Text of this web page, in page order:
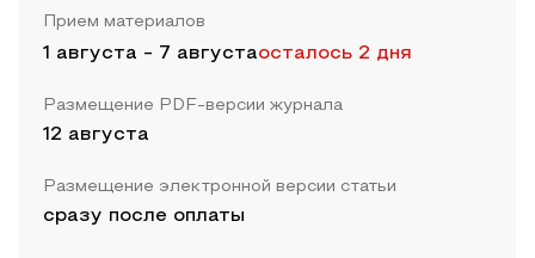
Прием материалов
1 августа - 7 августаосталось 2 дня
Размещение PDF-версии журнала
12 августа
Размещение электронной версии статьи
сразу после оплаты